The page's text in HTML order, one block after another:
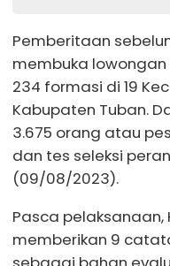
Pemberitaan
membuka
234 formasi di 19
Kabupaten Tuban.
3.675 orang atau
dan tes seleksi
(09/08/2023).
Pasca pelaksanaan,
memberikan 9